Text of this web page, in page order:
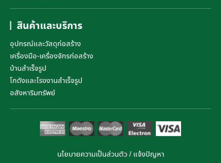
สินค้าและบริการ
อุปกรณ์และวัสดุก่อสร้าง
เครื่องมือ-เครื่องจักรก่อสร้าง
บ้านสำเร็จรูป
โกดังและโรงงานสำเร็จรูป
อสังหาริมทรัพย์
นโยบายความเป็นส่วนตัว/ แจ้งปัญหา